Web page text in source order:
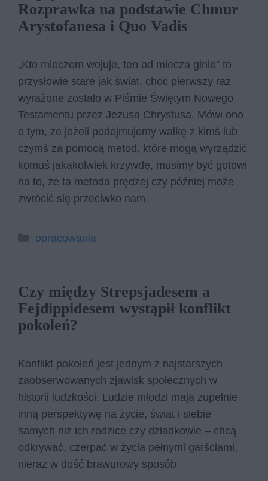
Rozprawka na podstawie Chmur
Arystofanesa i Quo Vadis
„Kto mieczem wojuje, ten od miecza ginie” to
przysłowie stare jak świat, choć pierwszy raz
wyrażone zostało w Piśmie Świętym Nowego
Testamentu przez Jezusa Chrystusa. Mówi ono
o tym, że jeżeli podejmujemy walkę z kimś lub
czymś za pomocą metod, które mogą wyrządzić
komuś jakąkolwiek krzywdę, musimy być gotowi
na to, że ta metoda prędzej czy później może
zwrócić się przeciwko nam.
Kategorie
opracowania
Czy między Strepsjadesem a
Fejdippidesem wystąpił konflikt
pokoleń?
Konflikt pokoleń jest jednym z najstarszych
zaobserwowanych zjawisk społecznych w
historii ludzkości. Ludzie młodzi mają zupełnie
inną perspektywę na życie, świat i siebie
samych niż ich rodzice czy dziadkowie – chcą
odkrywać, czerpać w życia pełnymi garściami,
nieraz w dość brawurowy sposób.